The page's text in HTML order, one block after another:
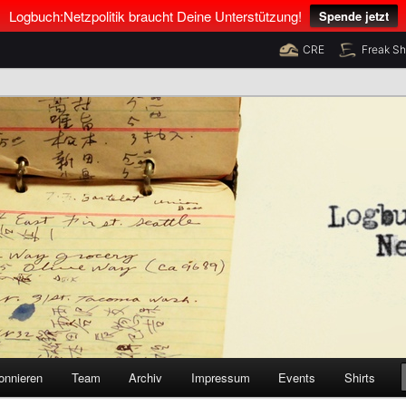
Logbuch:Netzpolitik braucht Deine Unterstützung! Spende jetzt
CRE Freak
Neumann und Tim Pritlove
Team Archiv Impressum Events Shirts